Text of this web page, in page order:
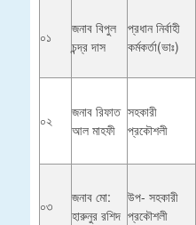
০১
জনাব বিপুল
চন্দ্র দাস
প্রধান নির্বাহী
কর্মকর্তা(ভাঃ)
০২
জনাব রিফাত
আল মাহফী
সহকারী
প্রকৌশলী
০৩
জনাব মো:
হারুনুর রশিদ
উপ- সহকারী
প্রকৌশলী